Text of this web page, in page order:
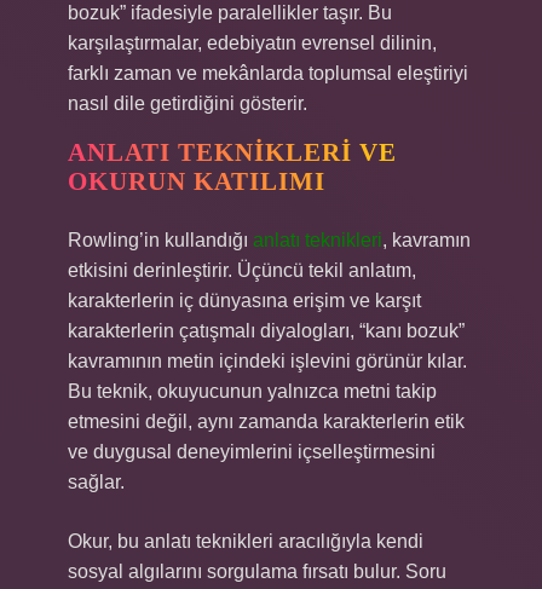
bozuk” ifadesiyle paralellikler taşır. Bu
karşılaştırmalar, edebiyatın evrensel dilinin,
farklı zaman ve mekânlarda toplumsal eleştiriyi
nasıl dile getirdiğini gösterir.
ANLATI TEKNIKLERI VE
OKURUN KATILIMI
Rowling’in kullandığı anlatı teknikleri, kavramın
etkisini derinleştirir. Üçüncü tekil anlatım,
karakterlerin iç dünyasına erişim ve karşıt
karakterlerin çatışmalı diyalogları, “kanı bozuk”
kavramının metin içindeki işlevini görünür kılar.
Bu teknik, okuyucunun yalnızca metni takip
etmesini değil, aynı zamanda karakterlerin etik
ve duygusal deneyimlerini içselleştirmesini
sağlar.
Okur, bu anlatı teknikleri aracılığıyla kendi
sosyal algılarını sorgulama fırsatı bulur. Soru